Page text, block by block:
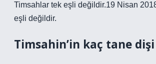
Timsahlar tek eşli değildir.19 Nisan
eşli değildir.
Timsahin’in kaç tane